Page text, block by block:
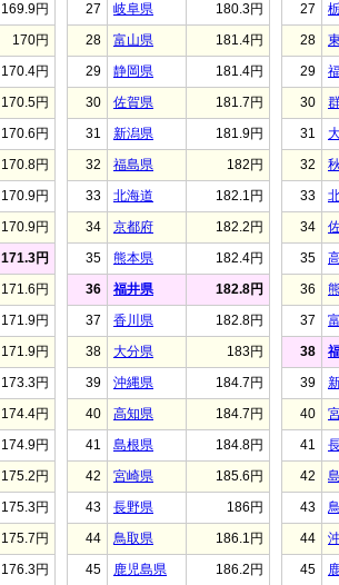
169.9円
170円
170.4円
170.5円
170.6円
170.8円
170.9円
170.9円
171.3円
171.6円
171.9円
171.9円
173.3円
174.4円
174.9円
175.2円
175.3円
175.7円
176.3円
27
岐阜県
180.3円
28
富山県
181.4円
29
静岡県
181.4円
30
佐賀県
181.7円
31
新潟県
181.9円
32
福島県
182円
33
北海道
182.1円
34
京都府
182.2円
35
熊本県
182.4円
36
福井県
182.8円
37
香川県
182.8円
38
大分県
183円
39
沖縄県
184.7円
40
高知県
184.7円
41
島根県
184.8円
42
宮崎県
185.6円
43
長野県
186円
44
鳥取県
186.1円
45
鹿児島県 186.2円
27
28
29
30
31
32
33
34
35
36
37
38
39
40
41
42
43
44
45